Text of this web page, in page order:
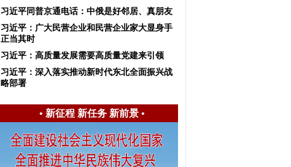
习近平同普京通电话：中俄是好邻居、真朋友
习近平：广大民营企业和民营企业家大显身手
正当其时
习近平：高质量发展需要高质量党建来引领
​习近平：深入落实推动新时代东北全面振兴战
略部署
• 新征程 新任务 新前景•